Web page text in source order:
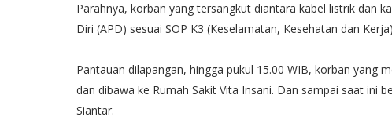
Parahnya, korban yang tersangkut diantara kabel listrik dan
Diri (APD) sesuai SOP K3 (Keselamatan, Kesehatan dan
Pantauan dilapangan, hingga pukul 15.00 WIB, korban yang
dan dibawa ke Rumah Sakit Vita Insani. Dan sampai saat ini
Siantar.